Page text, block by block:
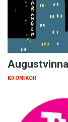
KRÖNIKOR